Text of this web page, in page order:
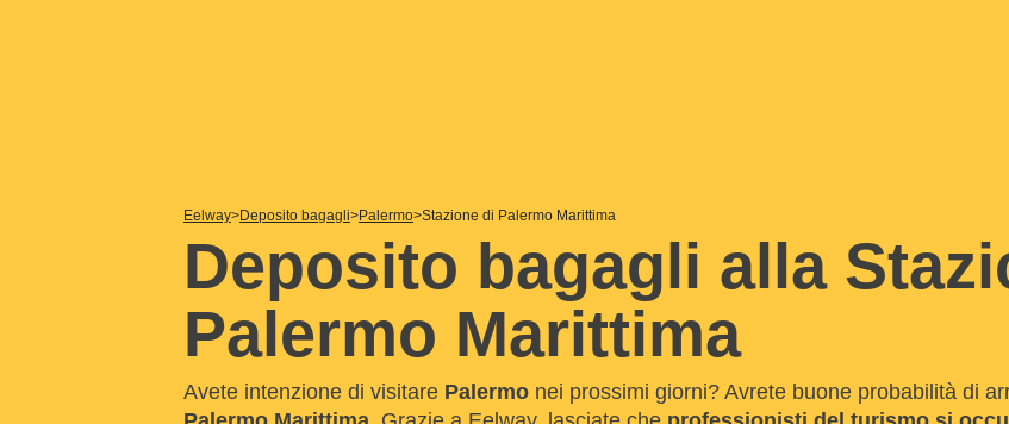
Eelway Deposito bagagli Palermo Stazione di Palermo Marittima
Deposito bagagli alla
Palermo Marittima
Avete intenzione di visitare Palermo nei prossimi giorni? Avrete buone probabilità di